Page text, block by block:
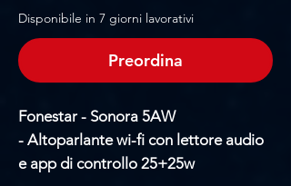
Disponibile in 7 giorni lavorativi
Preordina
Fonestar - Sonora 5AW
- Altoparlante wi-fi con lettore audio
e app di controllo 25+25w